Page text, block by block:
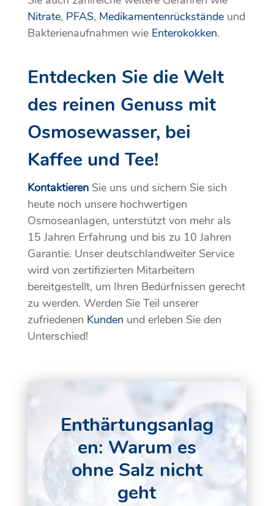
Nitrate, PFAS, Medikamentenrückständeund
Bakterienaufnahmen wie Enterokokken.
Entdecken Sie die Welt
des reinen Genuss mit
Osmosewasser, bei
Kaffee und Tee!
KontaktierenSie uns und sichern Sie sich
heute noch unsere hochwertigen
Osmoseanlagen, unterstützt von mehr als
15 Jahren Erfahrung und bis zu 10 Jahren
Garantie. Unser deutschlandweiter Service
wird von zertifizierten Mitarbeitern
bereitgestellt, um Ihren Bedürfnissen gerecht
zu werden. Werden Sie Teil unserer
zufriedenen Kunden und erleben Sie den
Unterschied!
Enthärtungsanlag
en: Warum es
ohne Salz nicht
geht